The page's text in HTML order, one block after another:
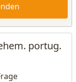
portug.